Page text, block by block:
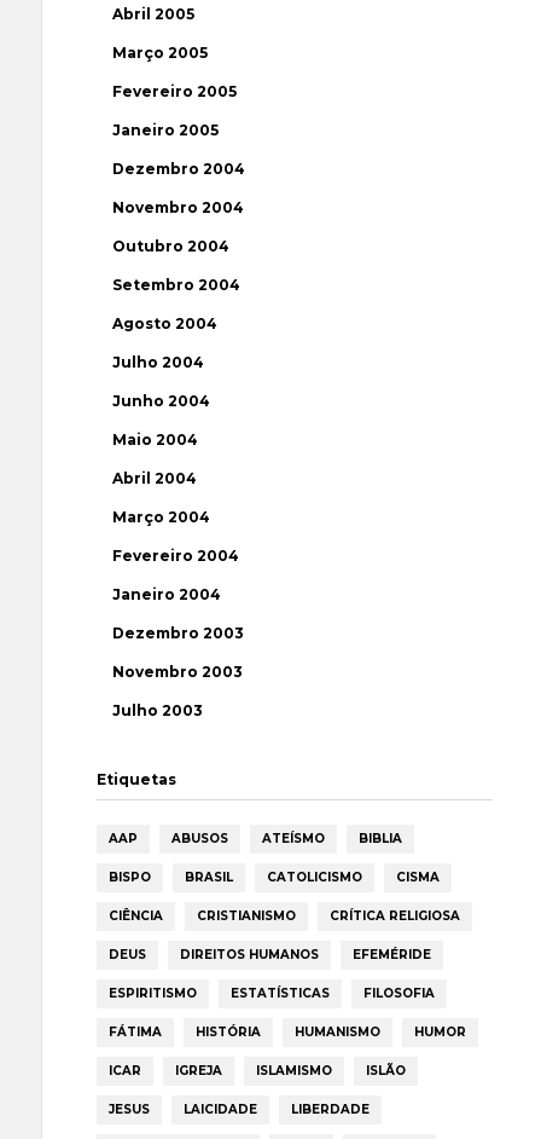
Abril 2005
Março 2005
Fevereiro 2005
Janeiro 2005
Dezembro 2004
Novembro 2004
Outubro 2004
Setembro 2004
Agosto 2004
Julho 2004
Junho 2004
Maio 2004
Abril 2004
Março 2004
Fevereiro 2004
Janeiro 2004
Dezembro 2003
Novembro 2003
Julho 2003
Etiquetas
AAP ABUSOS ATEÍSMO BIBLIA
BISPO BRASIL CATOLICISMO CISMA
CIÊNCIA CRISTIANISMO CRÍTICA RELIGIOSA
DEUS DIREITOS HUMANOS EFEMÉRIDE
ESPIRITISMO ESTATÍSTICAS FILOSOFIA
FÁTIMA HISTÓRIA HUMANISMO HUMOR
ICAR IGREJA ISLAMISMO ISLÃO
JESUS LAICIDADE LIBERDADE